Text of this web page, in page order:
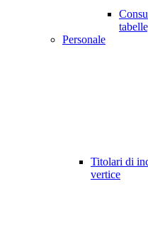
Personale
Titolari di
vertice